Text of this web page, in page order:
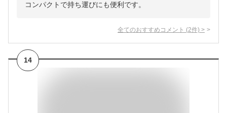
コンパクトで持ち運びにも便利です。
全てのおすすめコメント (2件) >
14